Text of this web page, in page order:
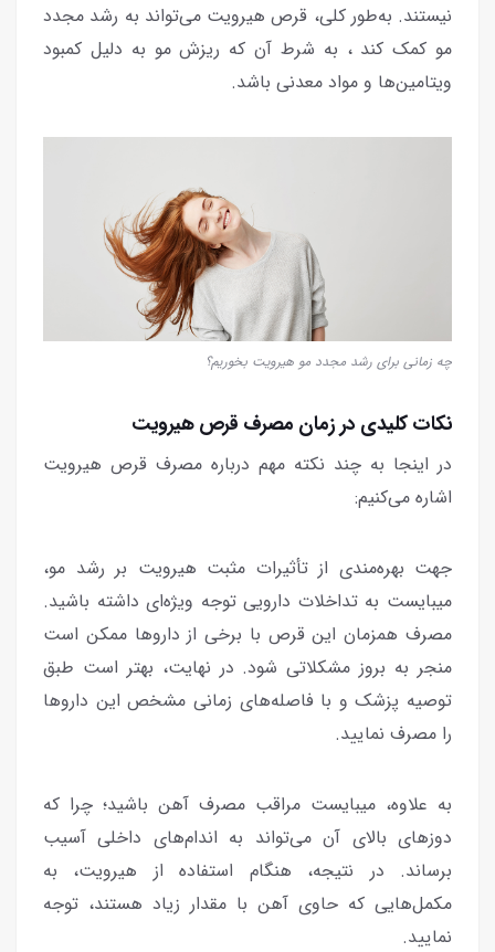
نیستند. به‌طور کلی، قرص هیرویت می‌تواند به رشد مجدد
مو کمک کند ، به شرط آن که ریزش مو به دلیل کمبود
ویتامین‌ها و مواد معدنی باشد.
چه زمانی برای رشد مجدد مو هیرویت بخوریم؟
نکات کلیدی در زمان مصرف قرص هیرویت
در اینجا به چند نکته مهم درباره مصرف قرص هیرویت
اشاره می‌کنیم:
جهت بهره‌مندی از تأثیرات مثبت هیرویت بر رشد مو،
میبایست به تداخلات دارویی توجه ویژه‌ای داشته باشید.
مصرف همزمان این قرص با برخی از داروها ممکن است
منجر به بروز مشکلاتی شود. در نهایت، بهتر است طبق
توصیه پزشک و با فاصله‌های زمانی مشخص این داروها
را مصرف نمایید.
به علاوه، میبایست مراقب مصرف آهن باشید؛ چرا که
دوزهای بالای آن می‌تواند به اندام‌های داخلی آسیب
برساند. در نتیجه، هنگام استفاده از هیرویت، به
مکمل‌هایی که حاوی آهن با مقدار زیاد هستند، توجه
نمایید.